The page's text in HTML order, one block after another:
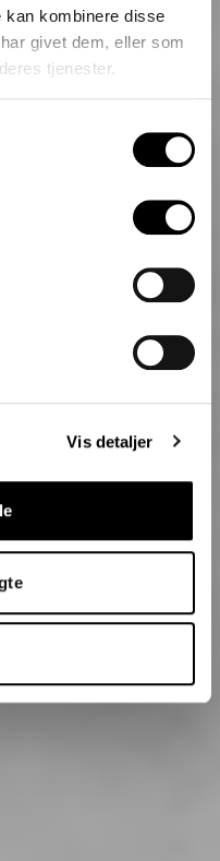
kan kombinere disse
givet dem, eller som
tjenester.
Vis detaljer
til en